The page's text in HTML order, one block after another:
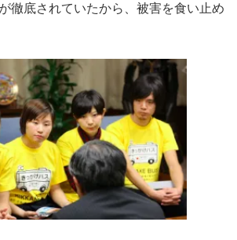
徹底されていたから、被害を食い止め